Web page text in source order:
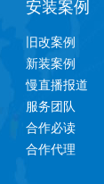
安装案例
旧改案例
新装案例
慢直播报道
服务团队
合作必读
合作代理